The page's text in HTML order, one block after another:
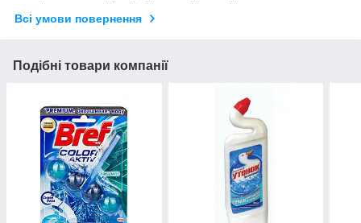
Всі умови повернення
Подібні товари компанії